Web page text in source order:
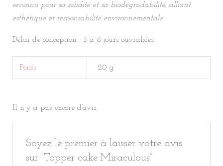
reconnu pour sa solidité et sa biodégradabilité, alliant
esthétique et responsabilité environnementale.
Délai de conception : 3 à 6 jours ouvrables.
Poids 20 g
Il n’y a pas encore d’avis.
Soyez le premier à laisser votre avis
sur “Topper cake Miraculous”